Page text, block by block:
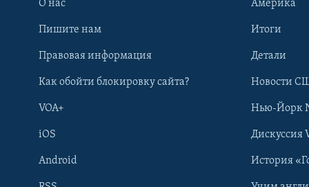
О нас
Пишите нам
Правовая информация
Как обойти блокировку сайта?
VOA+
iOS
Android
Америка
Итоги
Детали
Новости
Нью-Йорк
Дискуссия
История